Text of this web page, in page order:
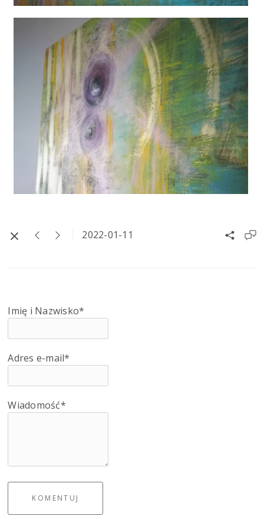
2022-01-11
Imię i Nazwisko*
Adres e-mail*
Wiadomość*
KOMENTUJ